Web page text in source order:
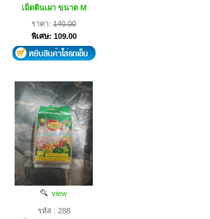
เม็ดดินเผา ขนาด M
ราคา: 140.00
พิเศษ: 109.00
view
รหัส : 288